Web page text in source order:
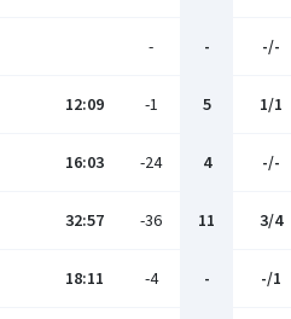
- - -/-
12:09 -1 5 1/1
16:03 -24 4 -/-
32:57 -36 11 3/4
18:11 -4 - -/1